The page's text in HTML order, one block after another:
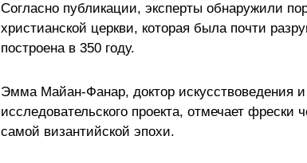
Согласно публикации, эксперты обнаружили
христианской церкви, которая была почти
построена в 350 году.
Эмма Майан-Фанар, доктор искусствоведения
исследовательского проекта, отмечает фрески
самой византийской эпохи.